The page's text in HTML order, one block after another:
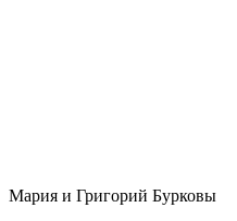
Мария и Григорий Бурковы